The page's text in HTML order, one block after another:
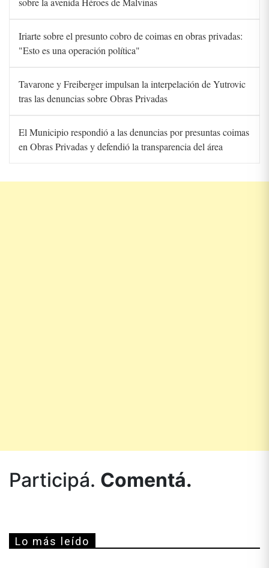
Iriarte sobre el presunto cobro de coimas en obras privadas:
"Esto es una operación política"
Tavarone y Freiberger impulsan la interpelación de Yutrovic
tras las denuncias sobre Obras Privadas
El Municipio respondió a las denuncias por presuntas coimas
en Obras Privadas y defendió la transparencia del área
Participá. Comentá.
Lo más leído